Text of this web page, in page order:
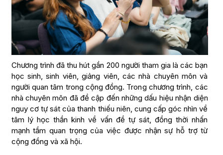
Chương trình đã thu hút gần 200 người tham gia là các bạn
học sinh, sinh viên, giảng viên, các nhà chuyên môn và
người quan tâm trong cộng đồng. Trong chương trình, các
nhà chuyên môn đã đề cập đến những dấu hiệu nhận diện
nguy cơ tự sát của thanh thiếu niên, cung cấp góc nhìn về
tâm lý học thần kinh về vấn đề tự sát, đồng thời nhấn
mạnh tầm quan trọng của việc được nhận sự hỗ trợ từ
cộng đồng và xã hội.